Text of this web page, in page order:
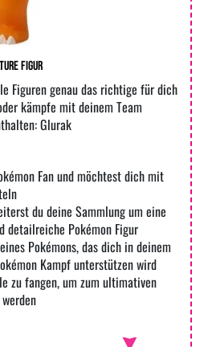
Figur
Figuren genau das richtige für dich
kämpfe mit deinem Team
Glurak
Fan und möchtest dich mit
du deine Sammlung um eine
detailreiche Pokémon Figur
Pokémons, das dich in deinem
Kampf unterstützen wird
zu fangen, um zum ultimativen